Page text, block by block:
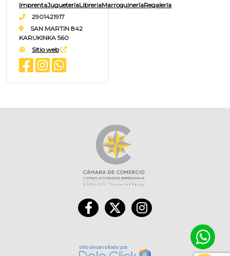
ImprentaJugueteríaLibreriaMarroquineríaRegalería
2901421917
SAN MARTIN 842
KARUKINKA 560
Sitio web